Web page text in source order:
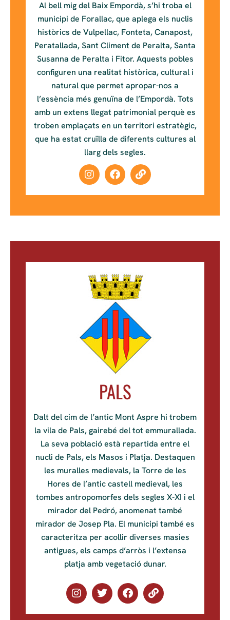
Al bell mig del Baix Empordà, s’hi troba el
municipi de Forallac, que aplega els nuclis
històrics de Vulpellac, Fonteta, Canapost,
Peratallada, Sant Climent de Peralta, Santa
Susanna de Peralta i Fitor. Aquests pobles
configuren una realitat històrica, cultural i
natural que permet apropar-nos a
l’essència més genuïna de l’Empordà. Tots
amb un extens llegat patrimonial perquè es
troben emplaçats en un territori estratègic,
que ha estat cruïlla de diferents cultures al
llarg dels segles.
PALS
Dalt del cim de l’antic Mont Aspre hi trobem
la vila de Pals, gairebé del tot emmurallada.
La seva població està repartida entre el
nucli de Pals, els Masos i Platja. Destaquen
les muralles medievals, la Torre de les
Hores de l’antic castell medieval, les
tombes antropomorfes dels segles X-XI i el
mirador del Pedró, anomenat també
mirador de Josep Pla. El municipi també es
caracteritza per acollir diverses masies
antigues, els camps d’arròs i l’extensa
platja amb vegetació dunar.